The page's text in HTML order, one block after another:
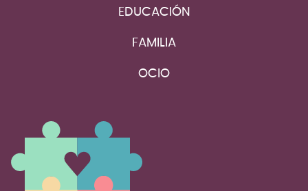
EDUCACIÓN
FAMILIA
OCIO